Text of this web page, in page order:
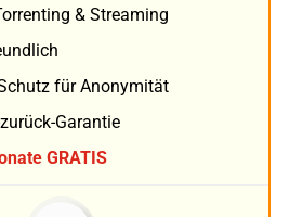
& Streaming
für Anonymität
Garantie
GRATIS